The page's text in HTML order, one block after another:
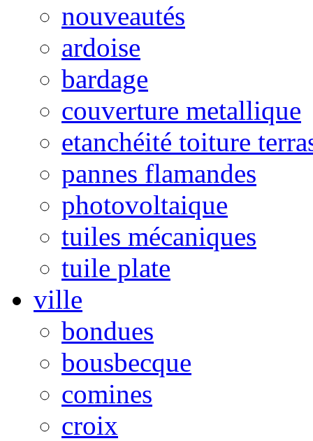
nouveautés
ardoise
bardage
couverture metallique
etanchéité toiture
pannes flamandes
photovoltaique
tuiles mécaniques
tuile plate
ville
bondues
bousbecque
comines
croix